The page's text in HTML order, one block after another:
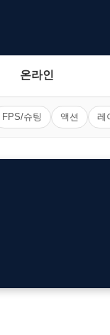
온라인
FPS/슈팅 액션 레